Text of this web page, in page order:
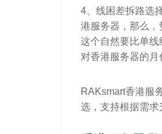
4、线困差拆路选
港服务器，那么，
这个自然要比单
对香港服务器的月
RAKsmart香港服
选，支持根据需求